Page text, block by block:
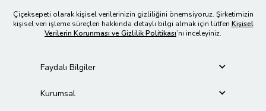
Çiçeksepeti olarak kişisel verilerinizin gizliliğini önemsiyoruz. Şirketimizin
kişisel veri işleme süreçleri hakkında detaylı bilgi almak için lütfen Kişisel
Verilerin Korunması ve Gizlilik Politikası’nı inceleyiniz.
Faydalı Bilgiler
Kurumsal